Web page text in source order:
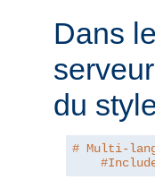
Dans
du
# Multi-